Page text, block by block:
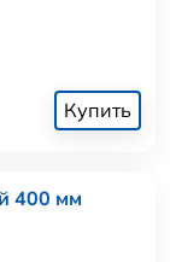
Купить
400 мм